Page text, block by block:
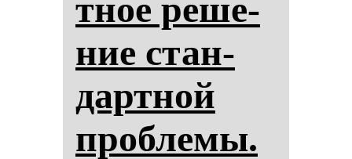
тное ре­ше­
ние стан­
дар­тной
проб­ле­мы.